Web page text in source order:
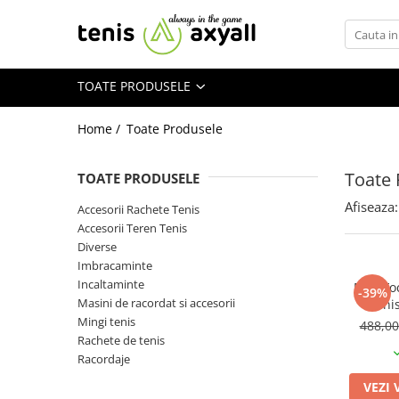
Rachete tenis
Rachete Juniori
TOATE PRODUSELE
Home / Toate Produsele
Toate
TOATE PRODUSELE
Accesorii Rachete Tenis
Accesorii Teren Tenis
Diverse
Imbracaminte
Incaltaminte
Masini de racordat si accesorii
Mingi tenis
Rachete de tenis
Racordaje
Afiseaza:
-39%
MSV
VEZI